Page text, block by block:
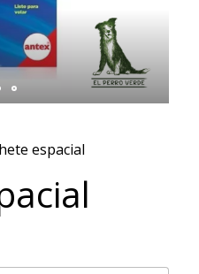
espacial